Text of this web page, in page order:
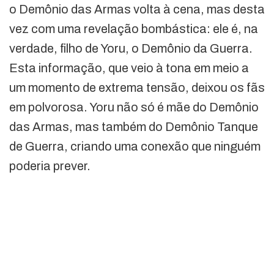
o Demônio das Armas volta à cena, mas desta
vez com uma revelação bombástica: ele é, na
verdade, filho de Yoru, o Demônio da Guerra.
Esta informação, que veio à tona em meio a
um momento de extrema tensão, deixou os fãs
em polvorosa. Yoru não só é mãe do Demônio
das Armas, mas também do Demônio Tanque
de Guerra, criando uma conexão que ninguém
poderia prever.